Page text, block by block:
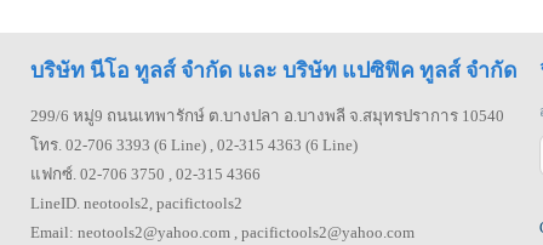
บริษัท นีโอ ทูลส์ จำกัด และ บริษัท แปซิฟิค ทูลส์ จำกัด
299/6 หมู่9 ถนนเทพารักษ์ ต.บางปลา อ.บางพลี จ.สมุทรปราการ 10540
โทร. 02-706 3393 (6 Line) , 02-315 4363 (6 Line)
แฟกซ์. 02-706 3750 , 02-315 4366
LineID. neotools2, pacifictools2
Email: neotools2@yahoo.com , pacifictools2@yahoo.com